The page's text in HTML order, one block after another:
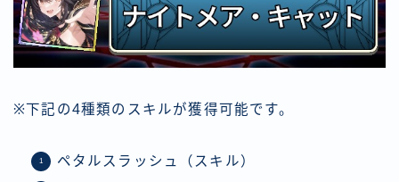
※下記の4種類のスキルが獲得可能です。
ペタルスラッシュ（スキル）